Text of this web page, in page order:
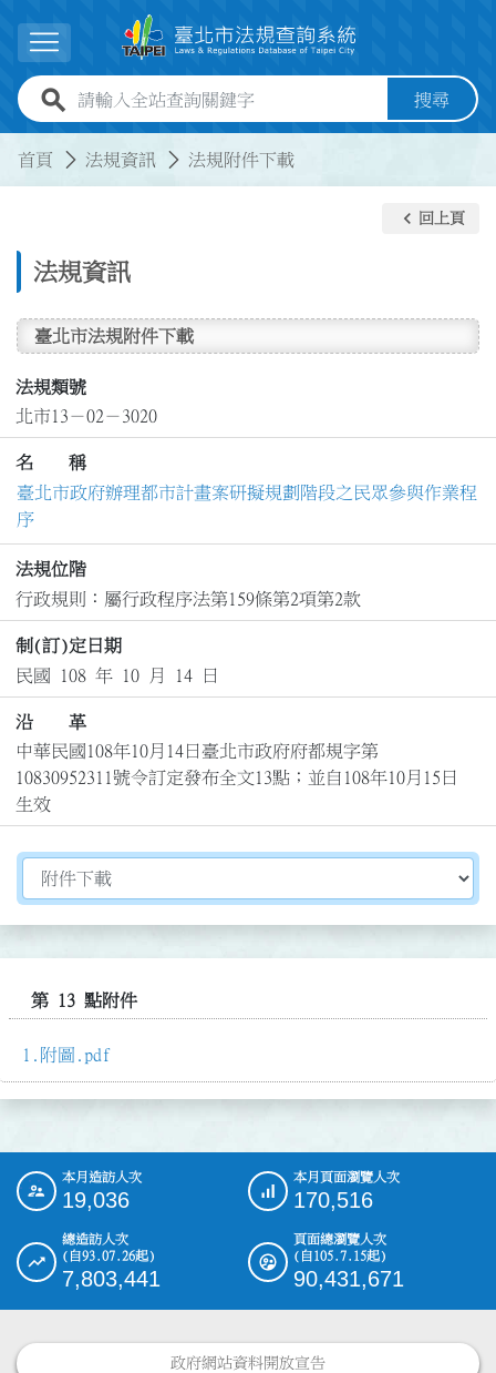
展開選單
全站查詢關鍵字欄位 搜尋
首頁 法規資訊 法規附件下載
法規資訊
keyboard_arrow_left 回上頁
臺北市法規附件下載
法規類號
北市13－02－3020
名 稱
臺北市政府辦理都市計畫案研擬規劃階段之民眾參與作業程
序
法規位階
行政規則：屬行政程序法第159條第2項第2款
制(訂)定日期
民國 108 年 10 月 14 日
沿 革
中華民國108年10月14日臺北市政府府都規字第
10830952311號令訂定發布全文13點；並自108年10月15日
生效
切換選擇法規資訊內容
第 13 點附件
附圖.pdf
::: 本月造訪人次
19,036
本月頁面瀏覽人次
170,516
總造訪人次
(自93.07.26起)
7,803,441
頁面總瀏覽人次
(自105.7.15起)
90,431,671
政府網站資料開放宣告